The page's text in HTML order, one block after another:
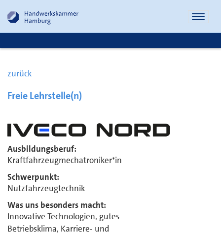
zurück
Freie Lehrstelle(n)
Ausbildungsberuf:
Kraftfahrzeugmechatroniker*in
Schwerpunkt:
Nutzfahrzeugtechnik
Was uns besonders macht:
Innovative Technologien, gutes
Betriebsklima, Karriere- und